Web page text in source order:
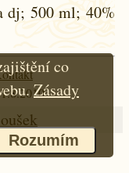
dj; 500 ml; 40%
co
Zásady
Rozumím